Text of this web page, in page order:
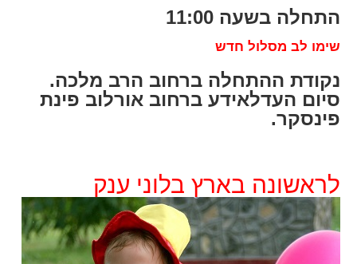
התחלה בשעה 11:00
שימו לב מסלול חדש
נקודת ההתחלה ברחוב הרב מלכה.
סיום העדלאידע ברחוב אורלוב פינת
פינסקר.
לראשונה בארץ בלוני ענק